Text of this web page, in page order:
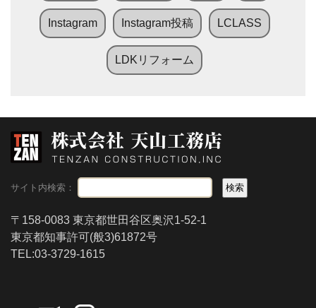
Instagram Instagram投稿 LCLASS
LDKリフォーム
サイト内検索：
〒158-0083 東京都世田谷区奥沢1-52-1
東京都知事許可(般3)61872号
TEL:03-3729-1615